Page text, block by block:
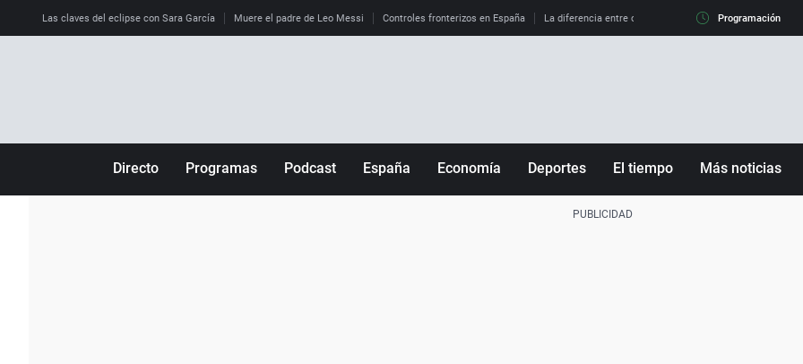
Las claves del eclipse con Sara García Muere el padre de Leo Messi Controles fronterizos en España La diferencia entre observar el eclipse al 99% y al 100%
Programación
Directo Programas Podcast España Economía Deportes El tiempo Más noticias